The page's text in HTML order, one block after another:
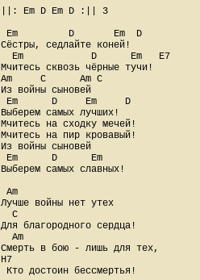
||: Em D Em D :|| 3
Em         D       Em  D
Сёстры, седлайте коней!
  Em            D      Em   E7
Мчитесь сквозь чёрные тучи!
Am     C      Am C
Из войны сыновей
Em      D     Em     D
Выберем самых лучших!
Мчитесь на сходку мечей!
Мчитесь на пир кровавый!
Из войны сыновей
Em      D      Em
Выберем самых славных!
Am
Лучше войны нет утех
  C
Для благородного сердца!
  Am
Смерть в бою - лишь для тех,
H7
Кто достоин бессмертья!